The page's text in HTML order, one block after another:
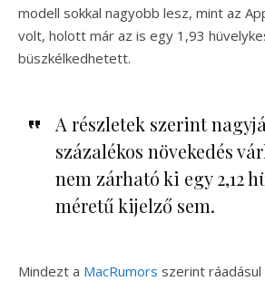
modell sokkal nagyobb lesz, mint az
volt, holott már az is egy 1,93
büszkélkedhetett.
A részletek szerint
százalékos növekedés
nem zárható ki egy 2,12
méretű kijelző sem.
Mindezt a MacRumors szerint